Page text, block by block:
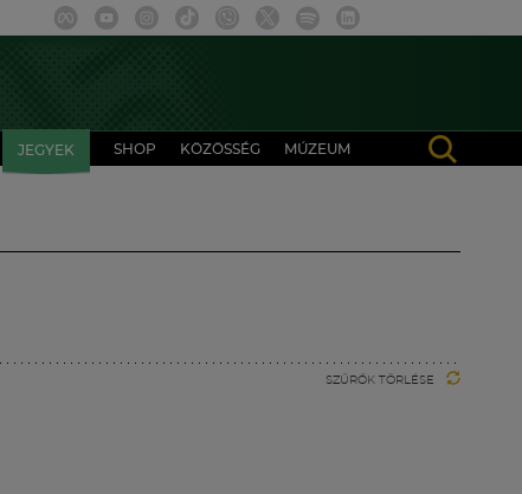
JEGYEK SHOP KÖZÖSSÉG MÚZEUM
SZŰRŐK TÖRLÉSE